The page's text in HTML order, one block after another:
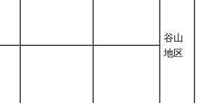
谷山
地区